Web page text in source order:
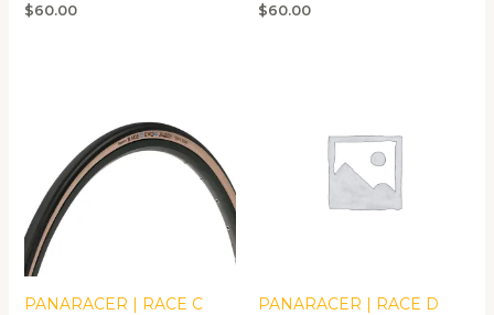
$60.00 $60.00
PANARACER | RACE C
PANARACER | RACE D